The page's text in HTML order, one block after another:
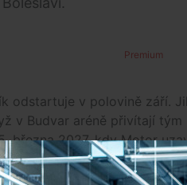
Premium
odstartuje v polovině září.
v Budvar aréně přivítají tým
března 2027, kdy Motor
jako obvykle přeruší tři